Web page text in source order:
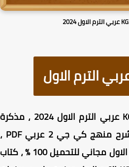
حمل مجانا كتاب بكار KG2 عربي الترم الاول 2024 ، مذكرة
عربي KG2 تحتوي على شرح منهج كي جي 2 عربي PDF ،
كتاب بكار KG2 PDF الترم الاول مجاني للتحميل 100 % ، كتاب